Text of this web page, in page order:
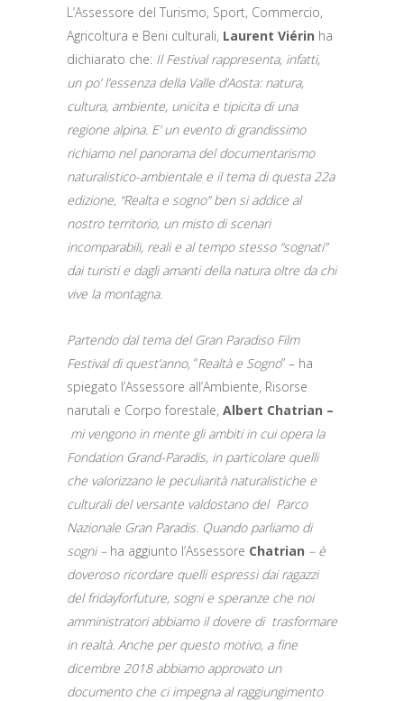
L’Assessore del Turismo, Sport, Commercio,
Agricoltura e Beni culturali, Laurent Viérin ha
dichiarato che: Il Festival rappresenta, infatti,
un po’ l’essenza della Valle d’Aosta: natura,
cultura, ambiente, unicita e tipicita di una
regione alpina. E’ un evento di grandissimo
richiamo nel panorama del documentarismo
naturalistico-ambientale e il tema di questa 22a
edizione, “Realta e sogno” ben si addice al
nostro territorio, un misto di scenari
incomparabili, reali e al tempo stesso “sognati”
dai turisti e dagli amanti della natura oltre da chi
vive la montagna.
Partendo dal tema del Gran Paradiso Film
Festival di quest’anno, “Realtà e Sogno” – ha
spiegato l’Assessore all’Ambiente, Risorse
narutali e Corpo forestale, Albert Chatrian –
mi vengono in mente gli ambiti in cui opera la
Fondation Grand-Paradis, in particolare quelli
che valorizzano le peculiarità naturalistiche e
culturali del versante valdostano del Parco
Nazionale Gran Paradis. Quando parliamo di
sogni – ha aggiunto l’Assessore Chatrian – è
doveroso ricordare quelli espressi dai ragazzi
del fridayforfuture, sogni e speranze che noi
amministratori abbiamo il dovere di trasformare
in realtà. Anche per questo motivo, a fine
dicembre 2018 abbiamo approvato un
documento che ci impegna al raggiungimento